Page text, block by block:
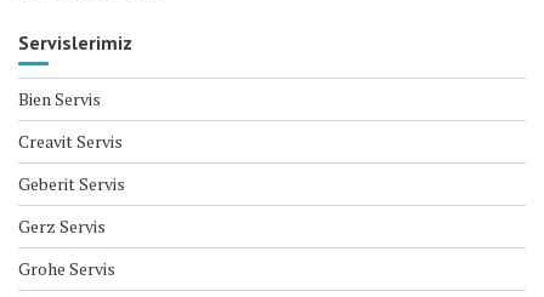
Servislerimiz
Bien Servis
Creavit Servis
Geberit Servis
Gerz Servis
Grohe Servis